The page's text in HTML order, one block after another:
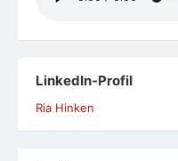
LinkedIn-Profil
Ria Hinken